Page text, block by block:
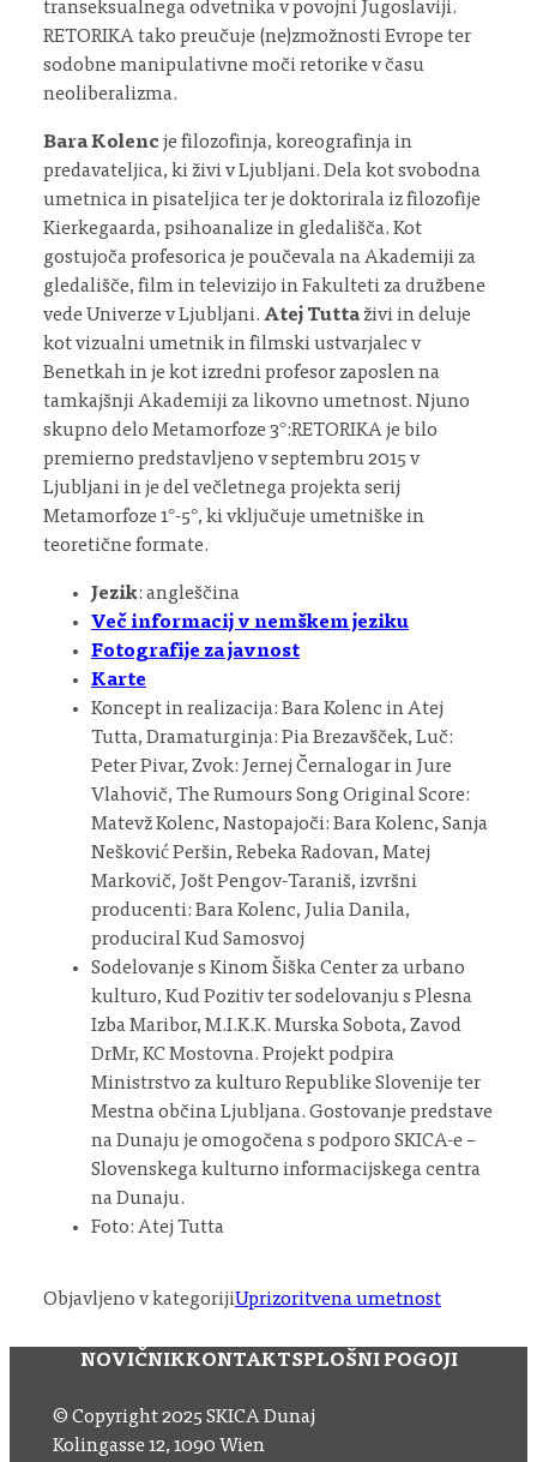
transeksualnega odvetnika v povojni Jugoslaviji.
RETORIKA tako preučuje (ne)zmožnosti Evrope ter
sodobne manipulativne moči retorike v času
neoliberalizma.
Bara Kolenc je filozofinja, koreografinja in
predavateljica, ki živi v Ljubljani. Dela kot svobodna
umetnica in pisateljica ter je doktorirala iz filozofije
Kierkegaarda, psihoanalize in gledališča. Kot
gostujoča profesorica je poučevala na Akademiji za
gledališče, film in televizijo in Fakulteti za družbene
vede Univerze v Ljubljani. Atej Tuttaživi in ​​deluje
kot vizualni umetnik in filmski ustvarjalec v
Benetkah in je kot izredni profesor zaposlen na
tamkajšnji Akademiji za likovno umetnost. Njuno
skupno delo Metamorfoze 3°:RETORIKA je bilo
premierno predstavljeno v septembru 2015 v
Ljubljani in je del večletnega projekta serij
Metamorfoze 1°-5°, ki vključuje umetniške in
teoretične formate.
Jezik: angleščina
Več informacij v nemškem jeziku
Fotografije za javnost
Karte
Koncept in realizacija: Bara Kolenc in Atej
Tutta, Dramaturginja: Pia Brezavšček, Luč:
Peter Pivar, Zvok: Jernej Černalogar in Jure
Vlahovič, The Rumours Song Original Score:
Matevž Kolenc, Nastopajoči: Bara Kolenc, Sanja
Nešković Peršin, Rebeka Radovan, Matej
Markovič, Jošt Pengov-Taraniš, izvršni
producenti: Bara Kolenc, Julia Danila,
produciral Kud Samosvoj
Sodelovanje s Kinom Šiška Center za urbano
kulturo, Kud Pozitiv ter sodelovanju s Plesna
Izba Maribor, M.I.K.K. Murska Sobota, Zavod
DrMr, KC Mostovna. Projekt podpira
Ministrstvo za kulturo Republike Slovenije ter
Mestna občina Ljubljana. Gostovanje predstave
na Dunaju je omogočena s podporo SKICA-e –
Slovenskega kulturno informacijskega centra
na Dunaju.
Foto: Atej Tutta
Objavljeno v kategorijiUprizoritvena umetnost
NOVIČNIKKONTAKTSPLOŠNI POGOJI
© Copyright 2025 SKICA Dunaj
Kolingasse 12, 1090 Wien